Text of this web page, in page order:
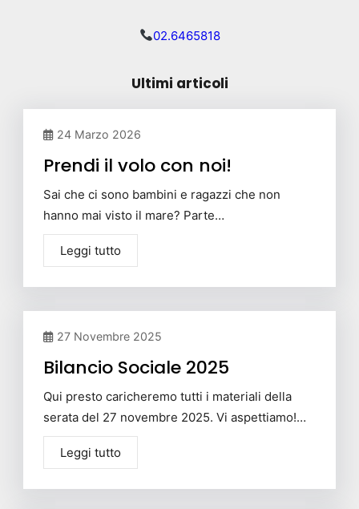
02.6465818
Ultimi articoli
24 Marzo 2026
Prendi il volo con noi!
Sai che ci sono bambini e ragazzi che non
hanno mai visto il mare? Parte…
Leggi tutto
27 Novembre 2025
Bilancio Sociale 2025
Qui presto caricheremo tutti i materiali della
serata del 27 novembre 2025. Vi aspettiamo!…
Leggi tutto